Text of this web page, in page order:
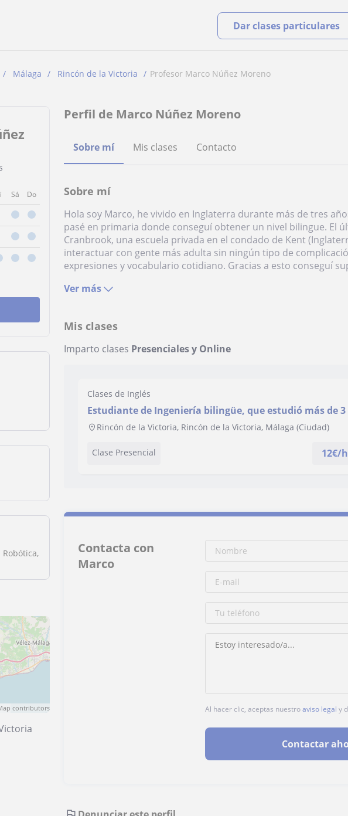
Dar clases particulares
Málaga Rincón de la Victoria Profesor Marco Núñez Moreno
Sá Do
contributors
Perfil de Marco Núñez Moreno
Sobre mí Mis clases Contacto
Sobre mí
Hola soy Marco, he vivido en Inglaterra durante más de tres
pasé en primaria donde conseguí obtener un nivel bilingue. El
Cranbrook, una escuela privada en el condado de Kent
interactuar con gente más adulta sin ningún tipo de
expresiones y vocabulario cotidiano. Gracias a esto conseguí
Ver más
Mis clases
Imparto clases Presenciales y Online
Clases de Inglés
Estudiante de Ingeniería bilingüe, que estudió más de 3
Inglaterra llegando a dominar el idioma
Rincón de la Victoria, Rincón de la Victoria, Málaga (Ciudad)
Clase Presencial 12€/h
Contacta con
Marco
Al hacer clic, aceptas nuestroaviso legal y
Contactar